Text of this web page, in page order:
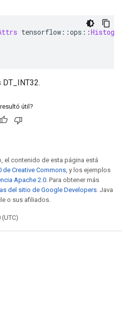
tensorflow ::ops ::
resultó útil?
el contenido de esta página está
de Creative Commons, y los ejemplos
Apache 2.0. Para obtener más
del sitio de Google Developers. Java
o sus afiliados.